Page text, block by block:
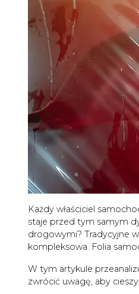
Każdy właściciel
staje przed tym samym
drogowymi? Tradycyjne
kompleksowa. Folia
W tym artykule
zwrócić uwagę, aby